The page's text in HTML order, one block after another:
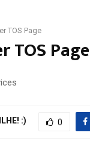
TOS Page
TOS Page
:) 0